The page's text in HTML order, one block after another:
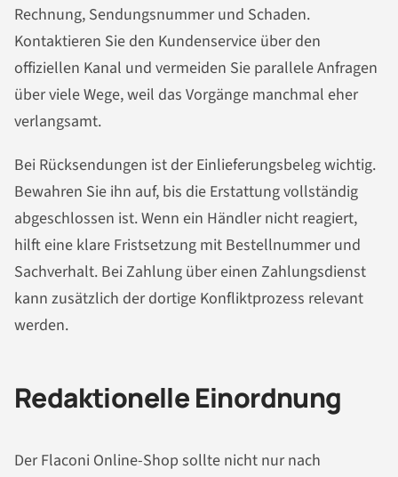
Rechnung, Sendungsnummer und Schaden.
Kontaktieren Sie den Kundenservice über den
offiziellen Kanal und vermeiden Sie parallele Anfragen
über viele Wege, weil das Vorgänge manchmal eher
verlangsamt.
Bei Rücksendungen ist der Einlieferungsbeleg wichtig.
Bewahren Sie ihn auf, bis die Erstattung vollständig
abgeschlossen ist. Wenn ein Händler nicht reagiert,
hilft eine klare Fristsetzung mit Bestellnummer und
Sachverhalt. Bei Zahlung über einen Zahlungsdienst
kann zusätzlich der dortige Konfliktprozess relevant
werden.
Redaktionelle Einordnung
Der Flaconi Online-Shop sollte nicht nur nach